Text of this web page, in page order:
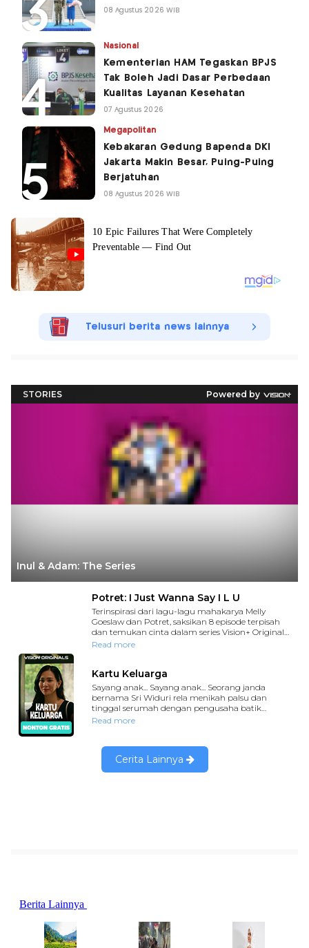
08 Agustus 2026 WIB
Nasional
Kementerian HAM Tegaskan BPJS
Tak Boleh Jadi Dasar Perbedaan
Kualitas Layanan Kesehatan
07 Agustus 2026
Megapolitan
Kebakaran Gedung Bapenda DKI
Jakarta Makin Besar, Puing-Puing
Berjatuhan
08 Agustus 2026 WIB
Telusuri berita news lainnya